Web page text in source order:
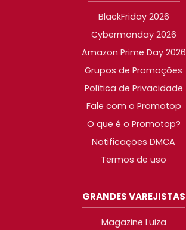
BlackFriday 2026
Cybermonday 2026
Amazon Prime Day 2026
Grupos de Promoções
Política de Privacidade
Fale com o Promotop
O que é o Promotop?
Notificações DMCA
Termos de uso
GRANDES VAREJISTAS
Magazine Luiza